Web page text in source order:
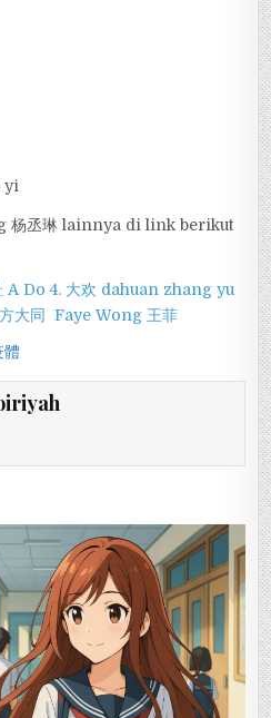
yi
杨丞琳 lainnya di link berikut
A Do 4. 大欢 dahuan zhang yu
大同 Faye Wong 王菲
體